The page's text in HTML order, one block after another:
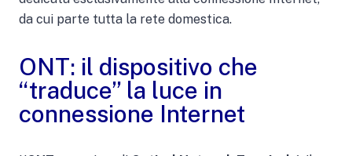
da cui parte tutta la rete domestica.
ONT: il dispositivo che
“traduce” la luce in
connessione Internet